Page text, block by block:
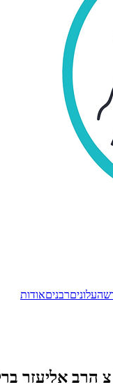
עלוניםרבניםאודות
הרב אליעזר